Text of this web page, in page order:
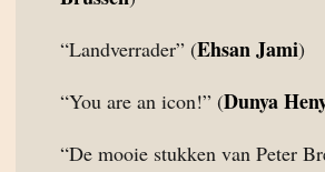
“Landverrader” (Ehsan Jami)
“You are an icon!” (Dunya
“De mooie stukken van Peter